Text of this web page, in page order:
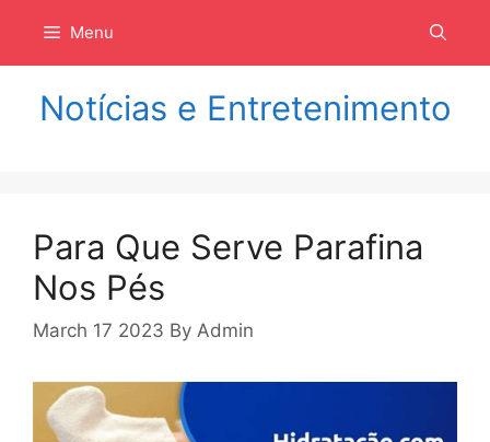
isi
Menu
Notícias e Entretenimento
Para Que Serve Parafina
Nos Pés
March 17 2023 By Admin